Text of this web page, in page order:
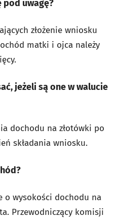
pod uwagę?
złożenie wniosku
matki i ojca należy
jeżeli są one w walucie
dochodu na złotówki po
składania wniosku.
o wysokości dochodu na
Przewodniczący komisji